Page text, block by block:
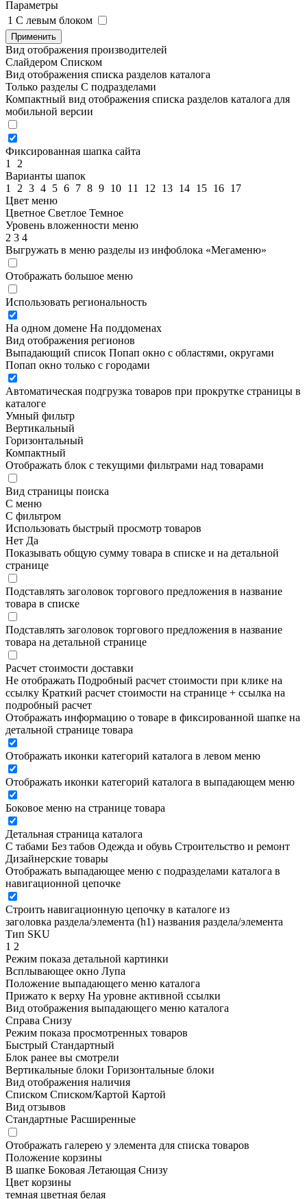
Параметры
1 C левым блоком
Применить
Вид отображения производителей
Слайдером Списком
Вид отображения списка разделов каталога
Только разделы С подразделами
Компактный вид отображения списка разделов каталога для
мобильной версии
Фиксированная шапка сайта
1
2
Варианты шапок
1
2 3 4 5 6 7 8 9 10 11 12 13 14 15 16 17
Цвет меню
Цветное Светлое Темное
Уровень вложенности меню
2 3 4
Выгружать в меню разделы из инфоблока «Мегаменю»
Отображать большое меню
Использовать региональность
На одном домене На поддоменах
Вид отображения регионов
Выпадающий список Попап окно c областями, округами
Попап окно только с городами
Автоматическая подгрузка товаров при прокрутке страницы в
каталоге
Умный фильтр
Вертикальный
Горизонтальный
Компактный
Отображать блок с текущими фильтрами над товарами
Вид страницы поиска
С меню
С фильтром
Использовать быстрый просмотр товаров
Нет Да
Показывать общую сумму товара в списке и на детальной
странице
Подставлять заголовок торгового предложения в название
товара в списке
Подставлять заголовок торгового предложения в название
товара на детальной странице
Расчет стоимости доставки
Не отображать Подробный расчет стоимости при клике на
ссылку Краткий расчет стоимости на странице + ссылка на
подробный расчет
Отображать информацию о товаре в фиксированной шапке на
детальной странице товара
Отображать иконки категорий каталога в левом меню
Отображать иконки категорий каталога в выпадающем меню
Боковое меню на странице товара
Детальная страница каталога
С табами Без табов Одежда и обувь Строительство и ремонт
Дизайнерские товары
Отображать выпадающее меню с подразделами каталога в
навигационной цепочке
Строить навигационную цепочку в каталоге из
заголовка раздела/элемента (h1) названия раздела/элемента
Тип SKU
1 2
Режим показа детальной картинки
Всплывающее окно Лупа
Положение выпадающего меню каталога
Прижато к верху На уровне активной ссылки
Вид отображения выпадающего меню каталога
Справа Снизу
Режим показа просмотренных товаров
Быстрый Стандартный
Блок ранее вы смотрели
Вертикальные блоки Горизонтальные блоки
Вид отображения наличия
Списком Списком/Картой Картой
Вид отзывов
Стандартные Расширенные
Отображать галерею у элемента для списка товаров
Положение корзины
В шапке Боковая Летающая Снизу
Цвет корзины
темная цветная белая